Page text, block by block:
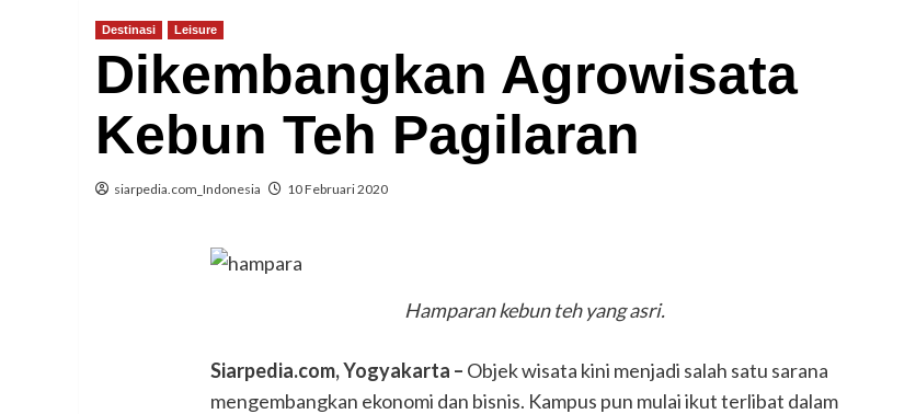
Destinasi Leisure
Dikembangkan Agrowisata
Kebun Teh Pagilaran
siarpedia.com_Indonesia 10 Februari 2020
Hamparan kebun teh yang asri.
Siarpedia.com, Yogyakarta – Objek wisata kini menjadi salah satu sarana
mengembangkan ekonomi dan bisnis. Kampus pun mulai ikut terlibat dalam